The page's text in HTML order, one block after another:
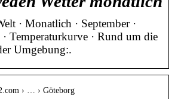
· Monatlich · September ·
Temperaturkurve · Rund um die
Umgebung:.
› … › Göteborg